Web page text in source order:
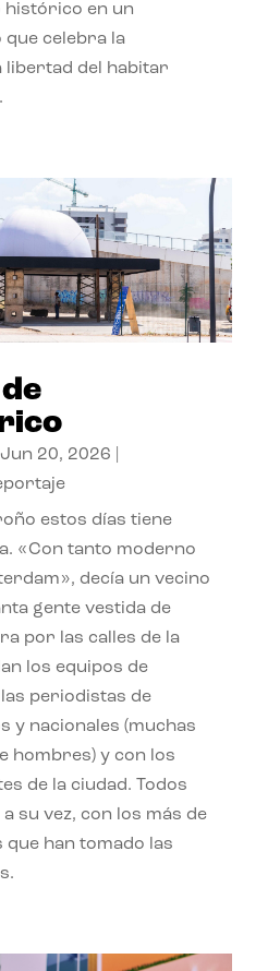
histórico en un
que celebra la
libertad del habitar
Jun 20, 2026
estos días tiene
«Con tanto moderno
decía un vecino
gente vestida de
por las calles de la
los equipos de
periodistas de
y nacionales (muchas
hombres) y con los
de la ciudad. Todos
su vez, con los más de
han tomado las